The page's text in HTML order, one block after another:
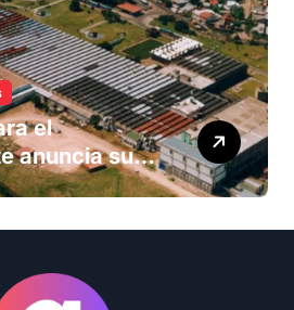
el
anuncia su
y despide a